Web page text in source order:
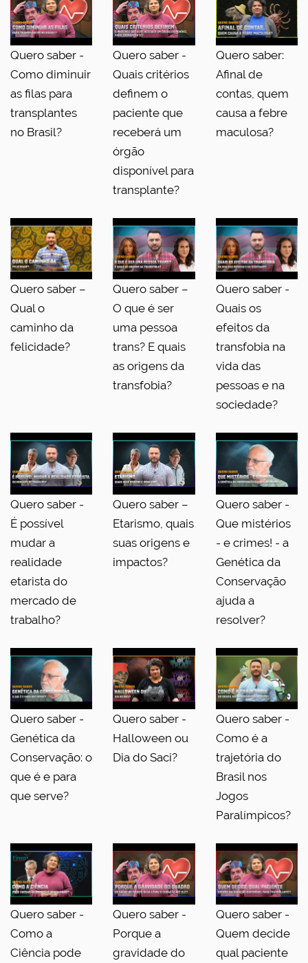
Quero saber -
Como diminuir
as filas para
transplantes
no Brasil?
Quero saber -
Quais critérios
definem o
paciente que
receberá um
órgão
disponível para
transplante?
Quero saber:
Afinal de
contas, quem
causa a febre
maculosa?
Quero saber –
Qual o
caminho da
felicidade?
Quero saber –
O que é ser
uma pessoa
trans? E quais
as origens da
transfobia?
Quero saber -
Quais os
efeitos da
transfobia na
vida das
pessoas e na
sociedade?
Quero saber -
É possível
mudar a
realidade
etarista do
mercado de
trabalho?
Quero saber –
Etarismo, quais
suas origens e
impactos?
Quero saber -
Que mistérios
- e crimes! - a
Genética da
Conservação
ajuda a
resolver?
Quero saber -
Genética da
Conservação: o
que é e para
que serve?
Quero saber -
Halloween ou
Dia do Saci?
Quero saber -
Como é a
trajetória do
Brasil nos
Jogos
Paralímpicos?
Quero saber -
Como a
Ciência pode
Quero saber -
Porque a
gravidade do
Quero saber -
Quem decide
qual paciente